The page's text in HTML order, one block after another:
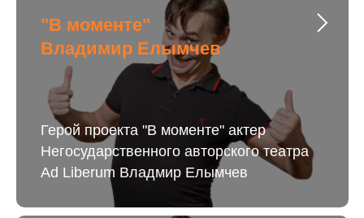
"В моменте"
Владимир Елымчев
Герой проекта "В моменте" актер
Негосударственного авторского театра
Ad Liberum Владмир Елымчев